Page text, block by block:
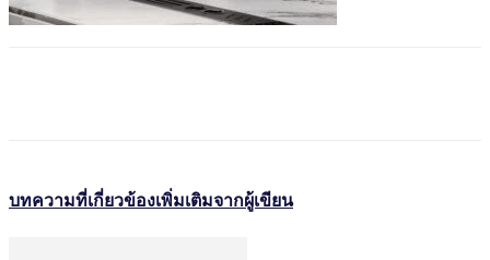
บทความที่เกี่ยวข้องเพิ่มเติมจากผู้เขียน